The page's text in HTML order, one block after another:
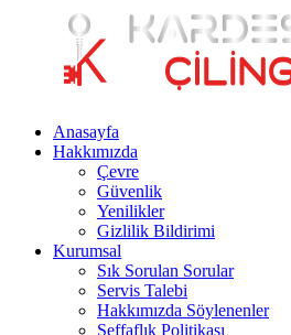
Anasayfa
Hakkımızda
Çevre
Güvenlik
Yenilikler
Gizlilik Bildirimi
Kurumsal
Sık Sorulan Sorular
Servis Talebi
Hakkımızda Söylenenler
Şeffaflık Politikası